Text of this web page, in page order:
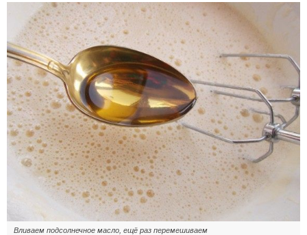
Вливаем подсолнечное масло, ещё раз перемешиваем